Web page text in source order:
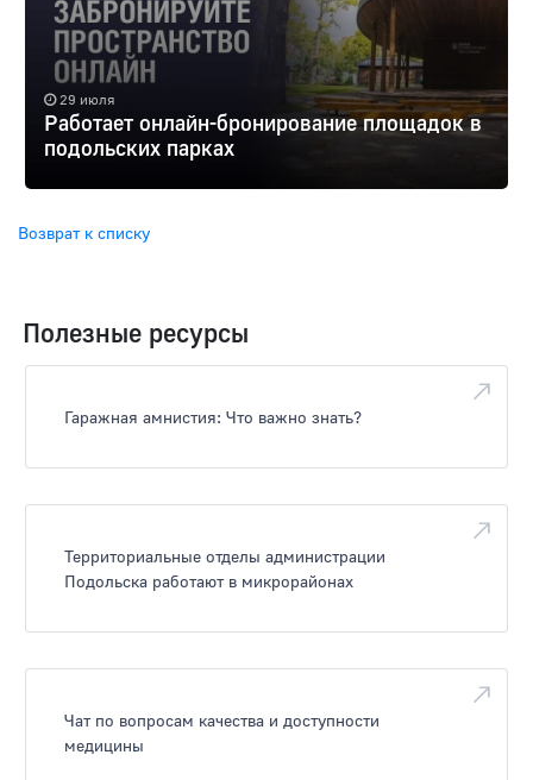
29 июля
Работает онлайн-бронирование площадок в
подольских парках
Возврат к списку
Полезные ресурсы
Гаражная амнистия: Что важно знать?
Территориальные отделы администрации
Подольска работают в микрорайонах
Чат по вопросам качества и доступности
медицины